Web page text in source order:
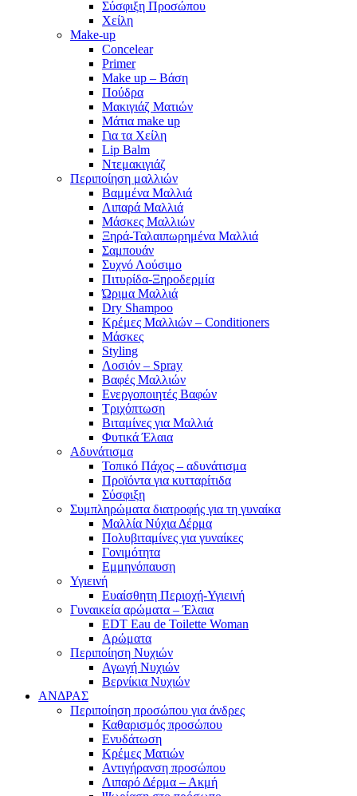
Σύσφιξη Προσώπου
Χείλη
Make-up
Concelear
Primer
Make up – Βάση
Πούδρα
Μακιγιάζ Ματιών
Μάτια make up
Για τα Χείλη
Lip Balm
Ντεμακιγιάζ
Περιποίηση μαλλιών
Βαμμένα Μαλλιά
Λιπαρά Μαλλιά
Μάσκες Μαλλιών
Ξηρά-Ταλαιπωρημένα Μαλλιά
Σαμπουάν
Συχνό Λούσιμο
Πιτυρίδα-Ξηροδερμία
Ώριμα Μαλλιά
Dry Shampoo
Κρέμες Μαλλιών – Conditioners
Μάσκες
Styling
Λοσιόν – Spray
Βαφές Μαλλιών
Ενεργοποιητές Βαφών
Τριχόπτωση
Βιταμίνες για Μαλλιά
Φυτικά Έλαια
Αδυνάτισμα
Τοπικό Πάχος – αδυνάτισμα
Προϊόντα για κυτταρίτιδα
Σύσφιξη
Συμπληρώματα διατροφής για τη γυναίκα
Μαλλία Νύχια Δέρμα
Πολυβιταμίνες για γυναίκες
Γονιμότητα
Εμμηνόπαυση
Υγιεινή
Ευαίσθητη Περιοχή-Υγιεινή
Γυναικεία αρώματα – Έλαια
EDT Eau de Toilette Woman
Αρώματα
Περιποίηση Νυχιών
Αγωγή Νυχιών
Βερνίκια Νυχιών
ΑΝΔΡΑΣ
Περιποίηση προσώπου για άνδρες
Καθαρισμός προσώπου
Ενυδάτωση
Κρέμες Ματιών
Αντιγήρανση προσώπου
Λιπαρό Δέρμα – Ακμή